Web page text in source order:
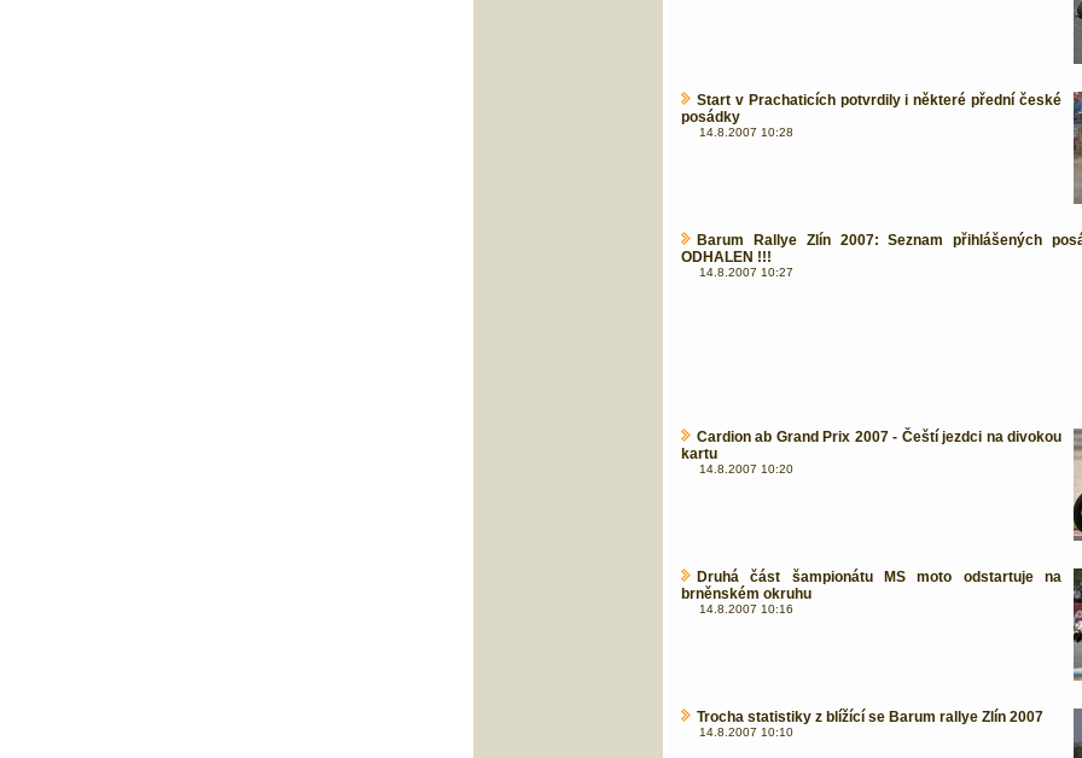
Start v Prachaticích potvrdily i některé přední české
posádky
14.8.2007 10:28
Barum Rallye Zlín 2007: Seznam přihlášených
ODHALEN !!!
14.8.2007 10:27
Cardion ab Grand Prix 2007 - Čeští jezdci na divokou
kartu
14.8.2007 10:20
Druhá část šampionátu MS moto odstartuje na
brněnském okruhu
14.8.2007 10:16
Trocha statistiky z blížící se Barum rallye Zlín 2007
14.8.2007 10:10